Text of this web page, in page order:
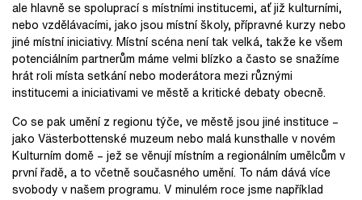
ale hlavně se spoluprací s místními institucemi, ať již kulturními,
nebo vzdělávacími, jako jsou místní školy, přípravné kurzy nebo
jiné místní iniciativy. Místní scéna není tak velká, takže ke všem
potenciálním partnerům máme velmi blízko a často se snažíme
hrát roli místa setkání nebo moderátora mezi různými
institucemi a iniciativami ve městě a kritické debaty obecně.
Co se pak umění z regionu týče, ve městě jsou jiné instituce –
jako Västerbottenské muzeum nebo malá kunsthalle v novém
Kulturním domě – jež se věnují místním a regionálním umělcům v
první řadě, a to včetně současného umění. To nám dává více
svobody v našem programu. V minulém roce jsme například